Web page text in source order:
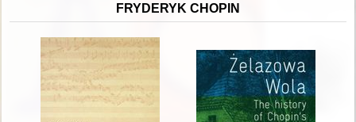
FRYDERYK CHOPIN